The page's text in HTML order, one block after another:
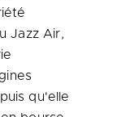
Jazz Air,
qu'elle